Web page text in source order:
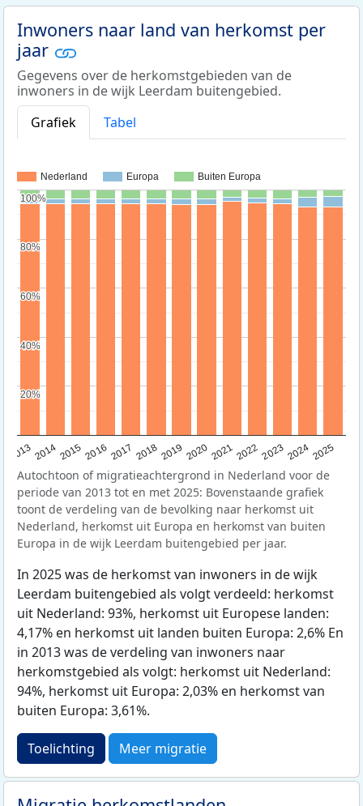
Inwoners naar land van herkomst per
jaar
Gegevens over de herkomstgebieden van de
inwoners in de wijk Leerdam buitengebied.
Grafiek
Tabel
Nederland Europa Buiten Europa
20132014201520162017 20182019 202020212022202320242025
20%
20%
40%
40%
60%
60%
80%
80%
100%
100%
Autochtoon of migratieachtergrond in Nederland voor de
periode van 2013 tot en met 2025: Bovenstaande grafiek
toont de verdeling van de bevolking naar herkomst uit
Nederland, herkomst uit Europa en herkomst van buiten
Europa in de wijk Leerdam buitengebied per jaar.
In 2025 was de herkomst van inwoners in de wijk
Leerdam buitengebied als volgt verdeeld: herkomst
uit Nederland: 93%, herkomst uit Europese landen:
4,17% en herkomst uit landen buiten Europa: 2,6% En
in 2013 was de verdeling van inwoners naar
herkomstgebied als volgt: herkomst uit Nederland:
94%, herkomst uit Europa: 2,03% en herkomst van
buiten Europa: 3,61%.
Toelichting Meer migratie